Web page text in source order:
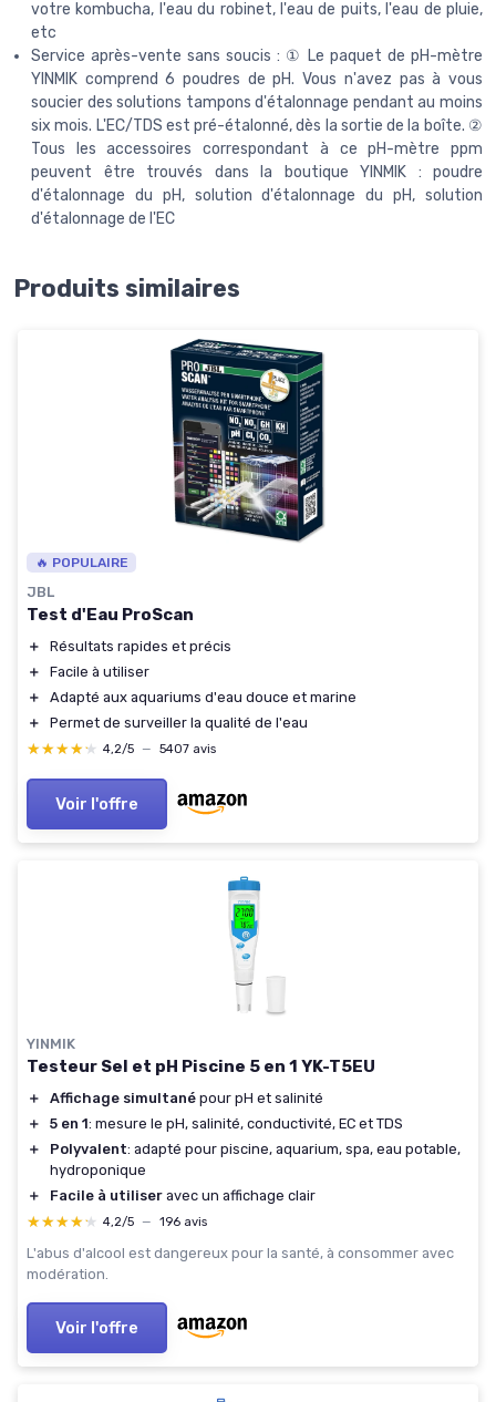
votre kombucha, l'eau du robinet, l'eau de puits, l'eau de pluie,
etc
Service après-vente sans soucis : ① Le paquet de pH-mètre
YINMIK comprend 6 poudres de pH. Vous n'avez pas à vous
soucier des solutions tampons d'étalonnage pendant au moins
six mois. L'EC/TDS est pré-étalonné, dès la sortie de la boîte. ②
Tous les accessoires correspondant à ce pH-mètre ppm
peuvent être trouvés dans la boutique YINMIK : poudre
d'étalonnage du pH, solution d'étalonnage du pH, solution
d'étalonnage de l'EC
Produits similaires
🔥 POPULAIRE
JBL
Test d'Eau ProScan
＋
Résultats rapides et précis
＋
Facile à utiliser
＋
Adapté aux aquariums d'eau douce et marine
＋
Permet de surveiller la qualité de l'eau
★★★★★
★★★★★ 4,2/5 — 5407 avis
Voir l'offre
YINMIK
Testeur Sel et pH Piscine 5 en 1 YK-T5EU
＋ Affichage simultané pour pH et salinité
＋
5 en 1: mesure le pH, salinité, conductivité, EC et TDS
＋
Polyvalent: adapté pour piscine, aquarium, spa, eau potable,
hydroponique
＋
Facile à utiliser avec un affichage clair
★★★★★
★★★★★ 4,2/5 — 196 avis
L'abus d'alcool est dangereux pour la santé, à consommer avec
modération.
Voir l'offre